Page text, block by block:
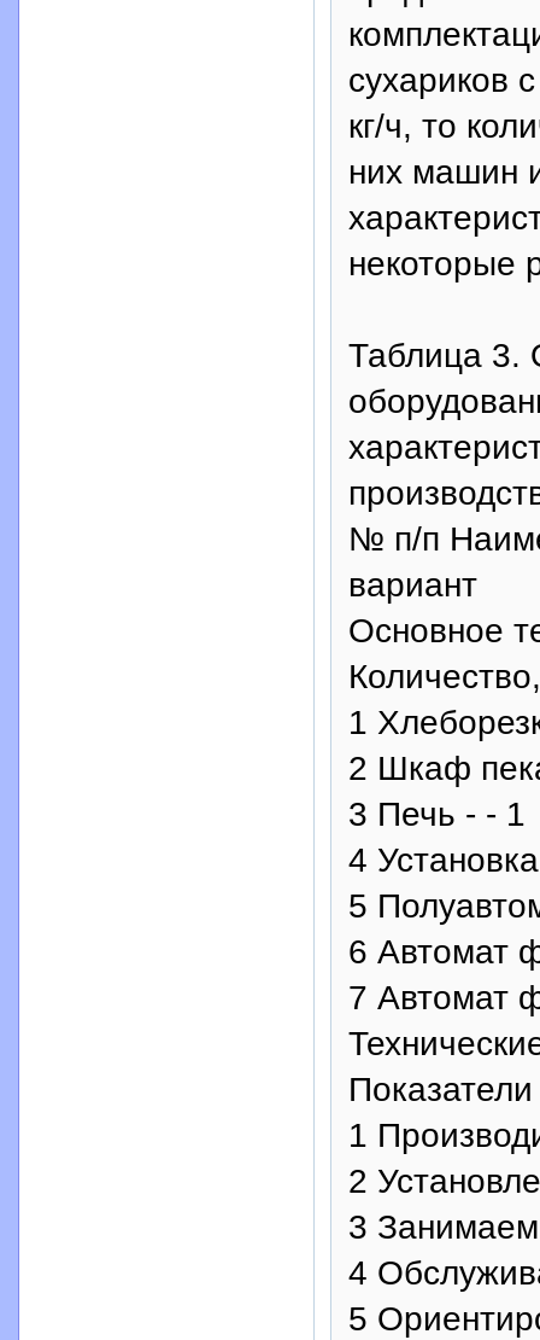
сухариков
кг/ч, то
них машин
некоторые
Таблица 3.
№ п/п
вариант
Основное
1
2 Шкаф
3 Печь - - 1
4
5
6 Автомат
7 Автомат
Показатели
1
2
3
4
5